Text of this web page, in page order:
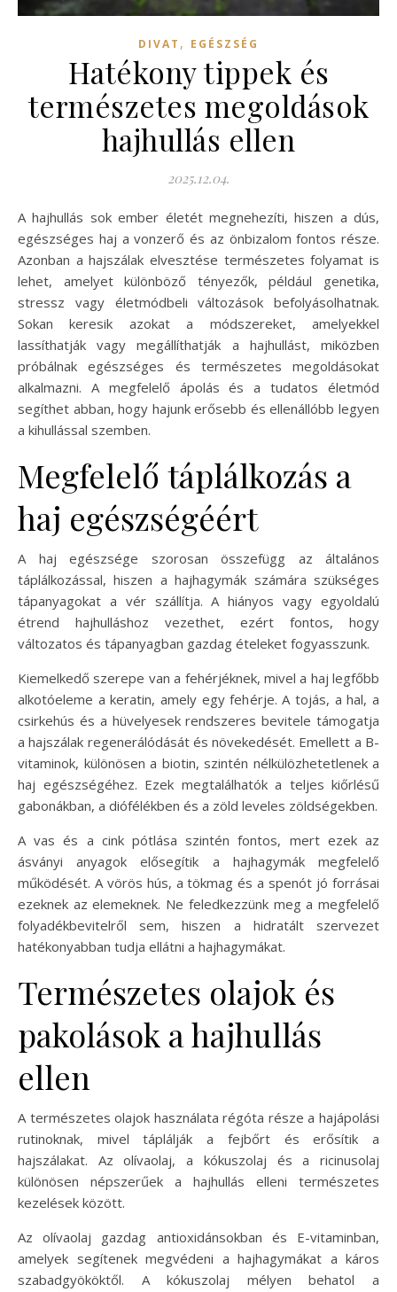
DIVAT , EGÉSZSÉG
Hatékony tippek és
természetes megoldások
hajhullás ellen
2025.12.04.
A hajhullás sok ember életét megnehezíti, hiszen a dús,
egészséges haj a vonzerő és az önbizalom fontos része.
Azonban a hajszálak elvesztése természetes folyamat is
lehet, amelyet különböző tényezők, például genetika,
stressz vagy életmódbeli változások befolyásolhatnak.
Sokan keresik azokat a módszereket, amelyekkel
lassíthatják vagy megállíthatják a hajhullást, miközben
próbálnak egészséges és természetes megoldásokat
alkalmazni. A megfelelő ápolás és a tudatos életmód
segíthet abban, hogy hajunk erősebb és ellenállóbb legyen
a kihullással szemben.
Megfelelő táplálkozás a
haj egészségéért
A haj egészsége szorosan összefügg az általános
táplálkozással, hiszen a hajhagymák számára szükséges
tápanyagokat a vér szállítja. A hiányos vagy egyoldalú
étrend hajhulláshoz vezethet, ezért fontos, hogy
változatos és tápanyagban gazdag ételeket fogyasszunk.
Kiemelkedő szerepe van a fehérjéknek, mivel a haj legfőbb
alkotóeleme a keratin, amely egy fehérje. A tojás, a hal, a
csirkehús és a hüvelyesek rendszeres bevitele támogatja
a hajszálak regenerálódását és növekedését. Emellett a B-
vitaminok, különösen a biotin, szintén nélkülözhetetlenek a
haj egészségéhez. Ezek megtalálhatók a teljes kiőrlésű
gabonákban, a diófélékben és a zöld leveles zöldségekben.
A vas és a cink pótlása szintén fontos, mert ezek az
ásványi anyagok elősegítik a hajhagymák megfelelő
működését. A vörös hús, a tökmag és a spenót jó forrásai
ezeknek az elemeknek. Ne feledkezzünk meg a megfelelő
folyadékbevitelről sem, hiszen a hidratált szervezet
hatékonyabban tudja ellátni a hajhagymákat.
Természetes olajok és
pakolások a hajhullás
ellen
A természetes olajok használata régóta része a hajápolási
rutinoknak, mivel táplálják a fejbőrt és erősítik a
hajszálakat. Az olívaolaj, a kókuszolaj és a ricinusolaj
különösen népszerűek a hajhullás elleni természetes
kezelések között.
Az olívaolaj gazdag antioxidánsokban és E-vitaminban,
amelyek segítenek megvédeni a hajhagymákat a káros
szabadgyököktől. A kókuszolaj mélyen behatol a